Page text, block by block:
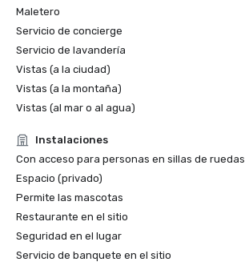
Maletero
Servicio de concierge
Servicio de lavandería
Vistas (a la ciudad)
Vistas (a la montaña)
Vistas (al mar o al agua)
Instalaciones
Con acceso para personas en sillas de ruedas
Espacio (privado)
Permite las mascotas
Restaurante en el sitio
Seguridad en el lugar
Servicio de banquete en el sitio